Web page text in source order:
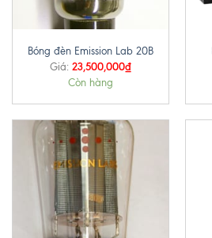
Bóng đèn Emission Lab 20B
Giá: 23,500,000₫
Còn hàng